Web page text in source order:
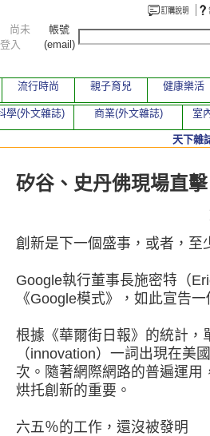
本期文章
矽谷、史丹佛現場直
創新是下一個盛事，或者，至
Google執行董事長施密特（
《Google模式》，如此宣告
根據《華爾街日報》的統計，
（innovation）一詞出現在美
次。隨著網際網路的普遍運用
烘托創新的重要。
六五％的工作，還沒被發明
尚未
登入
帳號
(email)
流行時尚 親子育兒 健康樂活
學(外文雜誌) 商業(外文雜誌) 室
天下雜